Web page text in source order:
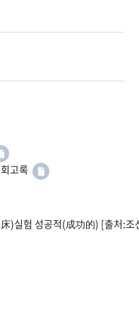
고록
)실험 성공적(成功的) [출처: